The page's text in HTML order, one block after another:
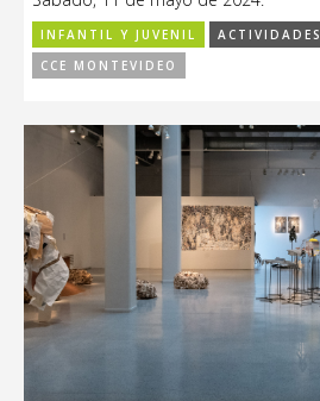
INFANTIL Y JUVENIL
ACTIVIDADES
CCE MONTEVIDEO